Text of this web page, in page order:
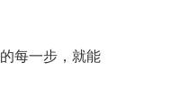
每一步，就能